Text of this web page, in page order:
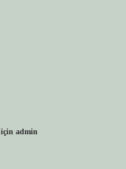
için admin